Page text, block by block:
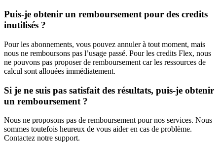
Puis-je obtenir un remboursement pour des credits
inutilisés ?
Pour les abonnements, vous pouvez annuler à tout moment, mais
nous ne remboursons pas l’usage passé. Pour les credits Flex, nous
ne pouvons pas proposer de remboursement car les ressources de
calcul sont allouées immédiatement.
Si je ne suis pas satisfait des résultats, puis-je obtenir
un remboursement ?
Nous ne proposons pas de remboursement pour nos services. Nous
sommes toutefois heureux de vous aider en cas de problème.
Contactez notre support.